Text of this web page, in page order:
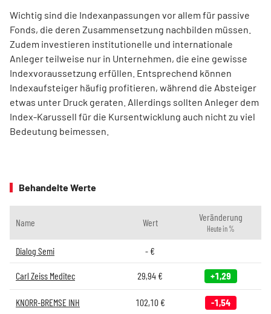
Wichtig sind die Indexanpassungen vor allem für passive
Fonds, die deren Zusammensetzung nachbilden müssen.
Zudem investieren institutionelle und internationale
Anleger teilweise nur in Unternehmen, die eine gewisse
Indexvoraussetzung erfüllen. Entsprechend können
Indexaufsteiger häufig profitieren, während die Absteiger
etwas unter Druck geraten. Allerdings sollten Anleger dem
Index-Karussell für die Kursentwicklung auch nicht zu viel
Bedeutung beimessen.
Behandelte Werte
Name Wert Veränderung
Heute in %
Dialog Semi - €
Carl Zeiss Meditec 29,94 € +1,29
KNORR-BREMSE INH 102,10€ -1,54